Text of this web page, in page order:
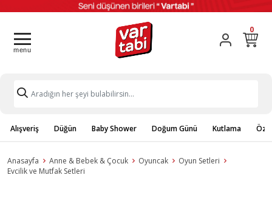
0
Alışveriş Düğün Baby Shower Doğum Günü Kutlama
Anasayfa Anne & Bebek & Çocuk Oyuncak
Oyun Setleri
Evcilik ve Mutfak Setleri